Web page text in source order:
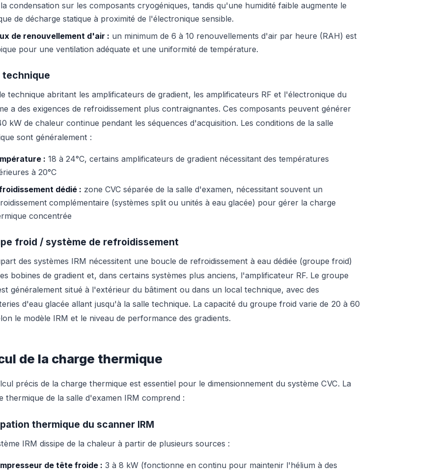
condensation sur les composants cryogéniques, tandis qu'une humidité faible augmente le
de décharge statique à proximité de l'électronique sensible.
de renouvellement d'air : un minimum de 6 à 10 renouvellements d'air par heure (RAH) est
pour une ventilation adéquate et une uniformité de température.
technique
technique abritant les amplificateurs de gradient, les amplificateurs RF et l'électronique du
a des exigences de refroidissement plus contraignantes. Ces composants peuvent générer
kW de chaleur continue pendant les séquences d'acquisition. Les conditions de la salle
sont généralement :
: 18 à 24°C, certains amplificateurs de gradient nécessitant des températures
à 20°C
dédié : zone CVC séparée de la salle d'examen, nécessitant souvent un
complémentaire (systèmes split ou unités à eau glacée) pour gérer la charge
concentrée
froid / système de refroidissement
des systèmes IRM nécessitent une boucle de refroidissement à eau dédiée (groupe froid)
bobines de gradient et, dans certains systèmes plus anciens, l'amplificateur RF. Le groupe
généralement situé à l'extérieur du bâtiment ou dans un local technique, avec des
d'eau glacée allant jusqu'à la salle technique. La capacité du groupe froid varie de 20 à 60
le modèle IRM et le niveau de performance des gradients.
de la charge thermique
précis de la charge thermique est essentiel pour le dimensionnement du système CVC. La
thermique de la salle d'examen IRM comprend :
thermique du scanner IRM
IRM dissipe de la chaleur à partir de plusieurs sources :
de tête froide : 3 à 8 kW (fonctionne en continu pour maintenir l'hélium à des